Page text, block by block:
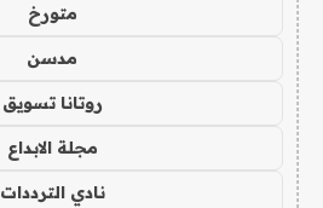
متورخ
مدسن
روتانا تسويق
مجلة الابداع
نادي الترددات